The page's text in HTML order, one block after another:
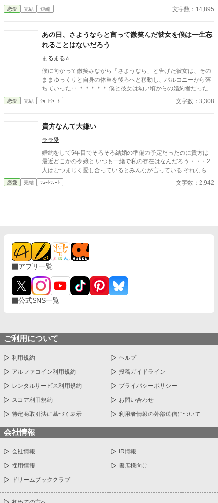
彼は少女の父親。 怒らせてはならない人々に繋がる少女の婚約
解消が、思わぬ展開を導きだす。 なんとなくの一気書き。御笑
恋愛 完結 短編 文字数：14,895
あの日、さようならと言って微笑んだ彼女を僕は一生忘
れることはないだろう
まるまる⭐️
僕に向かって微笑みながら「さようなら」と告げた彼女は、その
ままゆっくりと自身の体重を後ろへと移動し、バルコニーから落
ちていった‥ ＊＊＊＊＊ 僕と彼女は幼い頃からの婚約者だった。
僕は彼女がずっと、僕を支えるために努力してくれていたのを知
っていたのに‥
恋愛 完結 ｼｮｰﾄｼｮｰﾄ 文字数：3,308
貴方なんて大嫌い
ララ愛
婚約をして5年目でそろそろ結婚の準備の予定だったのに貴方は
最近どこかの令嬢と いつも一緒で私の存在はなんだろう・・・2
人はむつまじく愛し合っているとみんなが言っている それなら私
はもういいです・・・貴方なんて大嫌い
恋愛 完結 ｼｮｰﾄｼｮｰﾄ 文字数：2,942
アプリ一覧
公式SNS一覧
ご利用について
利用規約 ヘルプ
アルファコイン利用規約 投稿ガイドライン
レンタルサービス利用規約 プライバシーポリシー
スコア利用規約 お問い合わせ
特定商取引法に基づく表示 利用者情報の外部送信について
会社情報
会社情報 IR情報
採用情報 書店様向け
ドリームブッククラブ